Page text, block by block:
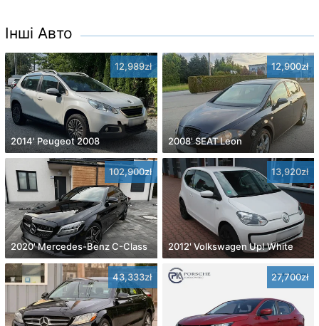
Інші Авто
12,989zł
2014' Peugeot 2008
12,900zł
2008' SEAT Leon
102,900zł
2020' Mercedes-Benz C-Class
13,920zł
2012' Volkswagen Up! White
43,333zł 27,700zł